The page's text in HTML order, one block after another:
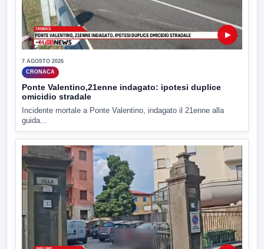
▶
7 AGOSTO 2026
CRONACA
Ponte Valentino,21enne indagato: ipotesi duplice
omicidio stradale
Incidente mortale a Ponte Valentino, indagato il 21enne alla
guida...